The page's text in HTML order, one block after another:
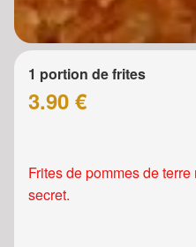
1 portion de frites
3.90 €
Frites de pommes de
secret.